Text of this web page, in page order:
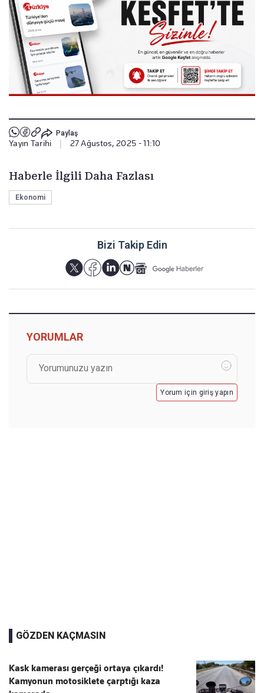
Paylaş
Yayın Tarihi 27 Ağustos, 2025 - 11:10
Haberle İlgili Daha Fazlası
Ekonomi
Bizi Takip Edin
YORUMLAR
Yorum için giriş yapın
GÖZDEN KAÇMASIN
Kask kamerası gerçeği ortaya çıkardı!
Kamyonun motosiklete çarptığı kaza